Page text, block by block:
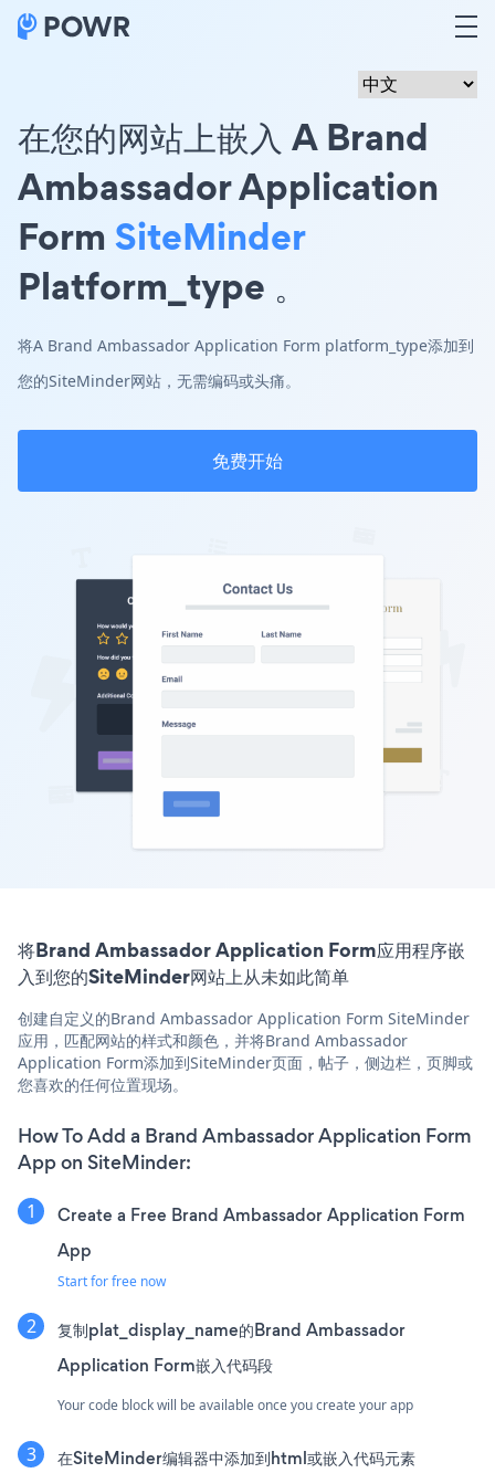
在您的网站上嵌入 A Brand
Ambassador Application
Form SiteMinder
Platform_type 。
将A Brand Ambassador Application Form platform_type添加到
您的SiteMinder网站，无需编码或头痛。
免费开始
将Brand Ambassador Application Form应用程序嵌
入到您的SiteMinder网站上从未如此简单
创建自定义的Brand Ambassador Application Form SiteMinder
应用，匹配网站的样式和颜色，并将Brand Ambassador
Application Form添加到SiteMinder页面，帖子，侧边栏，页脚或
您喜欢的任何位置现场。
How To Add a Brand Ambassador Application Form
App on SiteMinder:
Create a Free Brand Ambassador Application Form
App
Start for free now
复制plat_display_name的Brand Ambassador
Application Form嵌入代码段
Your code block will be available once you create your app
在SiteMinder编辑器中添加到html或嵌入代码元素